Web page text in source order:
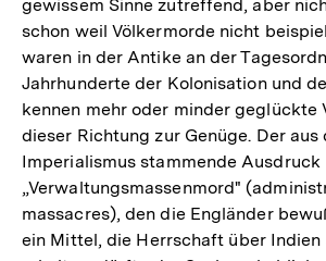
gewissem Sinne zutreffend, aber
schon weil Völkermorde nicht
waren in der Antike an der
Jahrhunderte der Kolonisation und
kennen mehr oder minder geglückte
dieser Richtung zur Genüge. Der aus
Imperialismus stammende Ausdruck
„Verwaltungsmassenmord"
massacres), den die Engländer
ein Mittel, die Herrschaft über